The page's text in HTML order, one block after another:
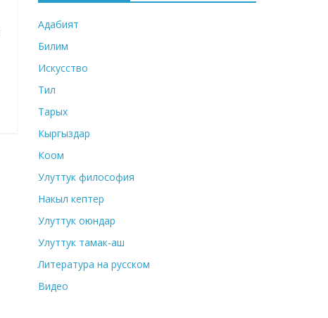
Адабият
Билим
Искусство
Тил
Тарых
Кыргыздар
Коом
Улуттук философия
Накыл кептер
Улуттук оюндар
Улуттук тамак-аш
Литература на русском
Видео